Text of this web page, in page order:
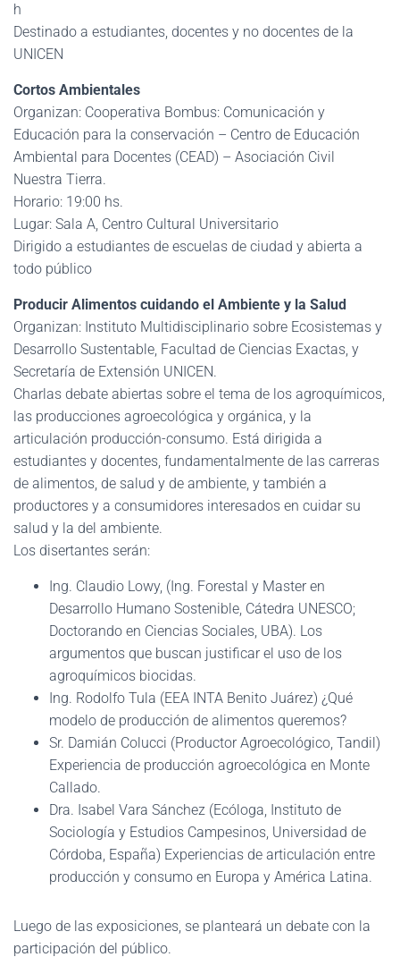
h
Destinado a estudiantes, docentes y no docentes de la
UNICEN
Cortos Ambientales
Organizan: Cooperativa Bombus: Comunicación y
Educación para la conservación – Centro de Educación
Ambiental para Docentes (CEAD) – Asociación Civil
Nuestra Tierra.
Horario: 19:00 hs.
Lugar: Sala A, Centro Cultural Universitario
Dirigido a estudiantes de escuelas de ciudad y abierta a
todo público
Producir Alimentos cuidando el Ambiente y la Salud
Organizan: Instituto Multidisciplinario sobre Ecosistemas y
Desarrollo Sustentable, Facultad de Ciencias Exactas, y
Secretaría de Extensión UNICEN.
Charlas debate abiertas sobre el tema de los agroquímicos,
las producciones agroecológica y orgánica, y la
articulación producción-consumo. Está dirigida a
estudiantes y docentes, fundamentalmente de las carreras
de alimentos, de salud y de ambiente, y también a
productores y a consumidores interesados en cuidar su
salud y la del ambiente.
Los disertantes serán:
Ing. Claudio Lowy, (Ing. Forestal y Master en
Desarrollo Humano Sostenible, Cátedra UNESCO;
Doctorando en Ciencias Sociales, UBA). Los
argumentos que buscan justificar el uso de los
agroquímicos biocidas.
Ing. Rodolfo Tula (EEA INTA Benito Juárez) ¿Qué
modelo de producción de alimentos queremos?
Sr. Damián Colucci (Productor Agroecológico, Tandil)
Experiencia de producción agroecológica en Monte
Callado.
Dra. Isabel Vara Sánchez (Ecóloga, Instituto de
Sociología y Estudios Campesinos, Universidad de
Córdoba, España) Experiencias de articulación entre
producción y consumo en Europa y América Latina.
Luego de las exposiciones, se planteará un debate con la
participación del público.